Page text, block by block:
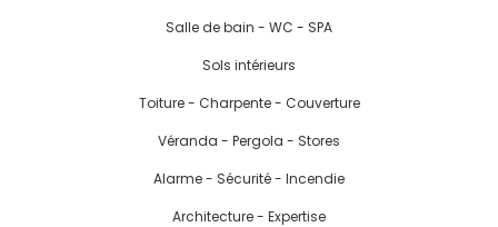
Salle de bain - WC - SPA
Sols intérieurs
Toiture - Charpente - Couverture
Véranda - Pergola - Stores
Alarme - Sécurité - Incendie
Architecture - Expertise